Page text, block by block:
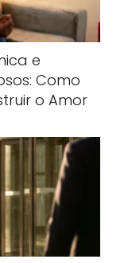
e
Como
o Amor